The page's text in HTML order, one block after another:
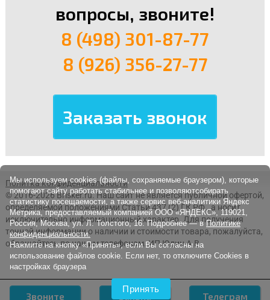
вопросы, звоните!
8 (498) 301-87-77
8 (926) 356-27-77
Политка конфиденциальности
© 2016-2026 Brisker.ru.Наш сайт не является публичной офертой,
определяемой положениями Статьи 437 (2) ГК РФ., а носит
исключительно информационный характер. Для получения
точной информации о наличии и стоимости товара, пожалуйста,
обращайтесь по нашим телефонам. ИП Юдин А.В.
Звоните Заявка Телеграм
Мы используем cookies (файлы, сохраняемые браузером), которые
помогают сайту работать стабильнее и позволяютсобирать
статистику посещаемости, а также сервис веб-аналитики Яндекс
Метрика, предоставляемый компанией ООО «ЯНДЕКС», 119021,
Россия, Москва, ул. Л. Толстого, 16. Подробнее — в Политике
конфиденциальности.
Нажмите на кнопку «Принять», если Вы согласны на
использование файлов cookie. Если нет, то отключите Cookies в
настройках браузера
Принять